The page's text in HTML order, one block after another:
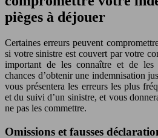
pièges à déjouer
Certaines erreurs peuvent
si votre sinistre est couvert par votre
important de les connaître et de
chances d’obtenir une indemnisation
vous présentera les erreurs les plus
et du suivi d’un sinistre, et vous
ne pas les commettre.
Omissions et fausses